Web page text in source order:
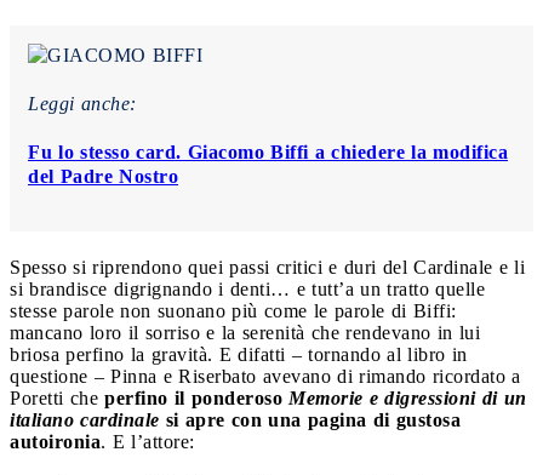
Leggi anche:
Fu lo stesso card. Giacomo Biffi a chiedere la modifica
del Padre Nostro
Spesso si riprendono quei passi critici e duri del Cardinale e li
si brandisce digrignando i denti… e tutt’a un tratto quelle
stesse parole non suonano più come le parole di Biffi:
mancano loro il sorriso e la serenità che rendevano in lui
briosa perfino la gravità. E difatti – tornando al libro in
questione – Pinna e Riserbato avevano di rimando ricordato a
Poretti che perfino il ponderoso Memorie e digressioni di un
italiano cardinale si apre con una pagina di gustosa
autoironia. E l’attore: